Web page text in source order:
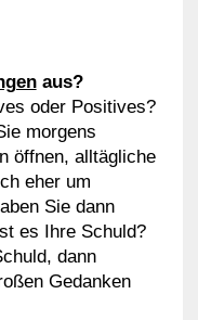
aus?
oder Positives?
morgens
öffnen, alltägliche
eher um
Sie dann
es Ihre Schuld?
dann
Gedanken